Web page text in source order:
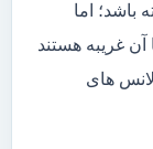
باشد؛ اما
آن غریبه هستند
های